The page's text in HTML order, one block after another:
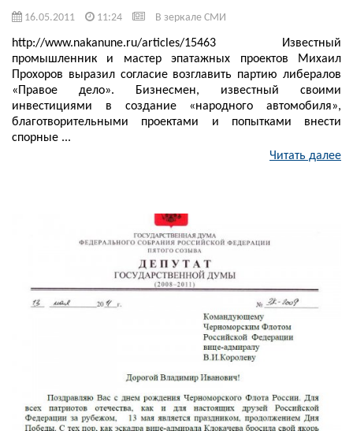
16.05.2011 11:24 В зеркале СМИ
http://www.nakanune.ru/articles/15463 Известный
промышленник и мастер эпатажных проектов Михаил
Прохоров выразил согласие возглавить партию либералов
«Правое дело». Бизнесмен, известный своими
инвестициями в создание «народного автомобиля»,
благотворительными проектами и попытками внести
спорные ...
Читать далее